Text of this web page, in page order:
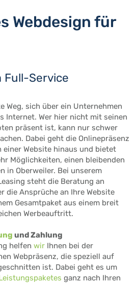
Webdesign für
Full-Service
Weg, sich über ein Unternehmen
Internet. Wer hier nicht mit seinen
präsent ist, kann nur schwer
Dabei geht die Onlinepräsenz
einer Website hinaus und bietet
Möglichkeiten, einen bleibenden
in Oberweiler. Bei unserem
steht die Beratung an
die Ansprüche an Ihre Website
Gesamtpaket aus einem breit
Werbeauftritt.
und Zahlung
helfen wir Ihnen bei der
Webpräsenz, die speziell auf
ist. Dabei geht es um
ganz nach Ihren